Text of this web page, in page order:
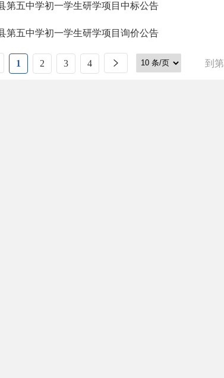
第五中学初一学生研学项目中标公告
第五中学初一学生研学项目询价公告
1 2 3 4 到第